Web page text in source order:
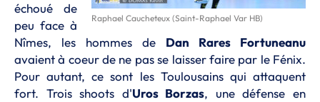
Raphael Caucheteux (Saint-Raphael Var HB)
échoué de
peu face à
Nîmes, les hommes de Dan Rares Fortuneanu
avaient à coeur de ne pas se laisser faire par le Fénix.
Pour autant, ce sont les Toulousains qui attaquent
fort. Trois shoots d'Uros Borzas, une défense en